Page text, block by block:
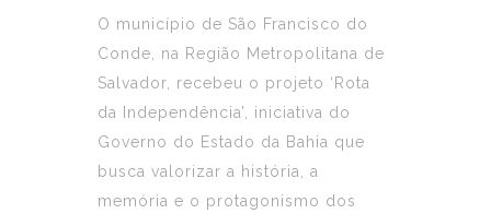
O município de São Francisco do
Conde, na Região Metropolitana de
Salvador, recebeu o projeto ‘Rota
da Independência’, iniciativa do
Governo do Estado da Bahia que
busca valorizar a história, a
memória e o protagonismo dos